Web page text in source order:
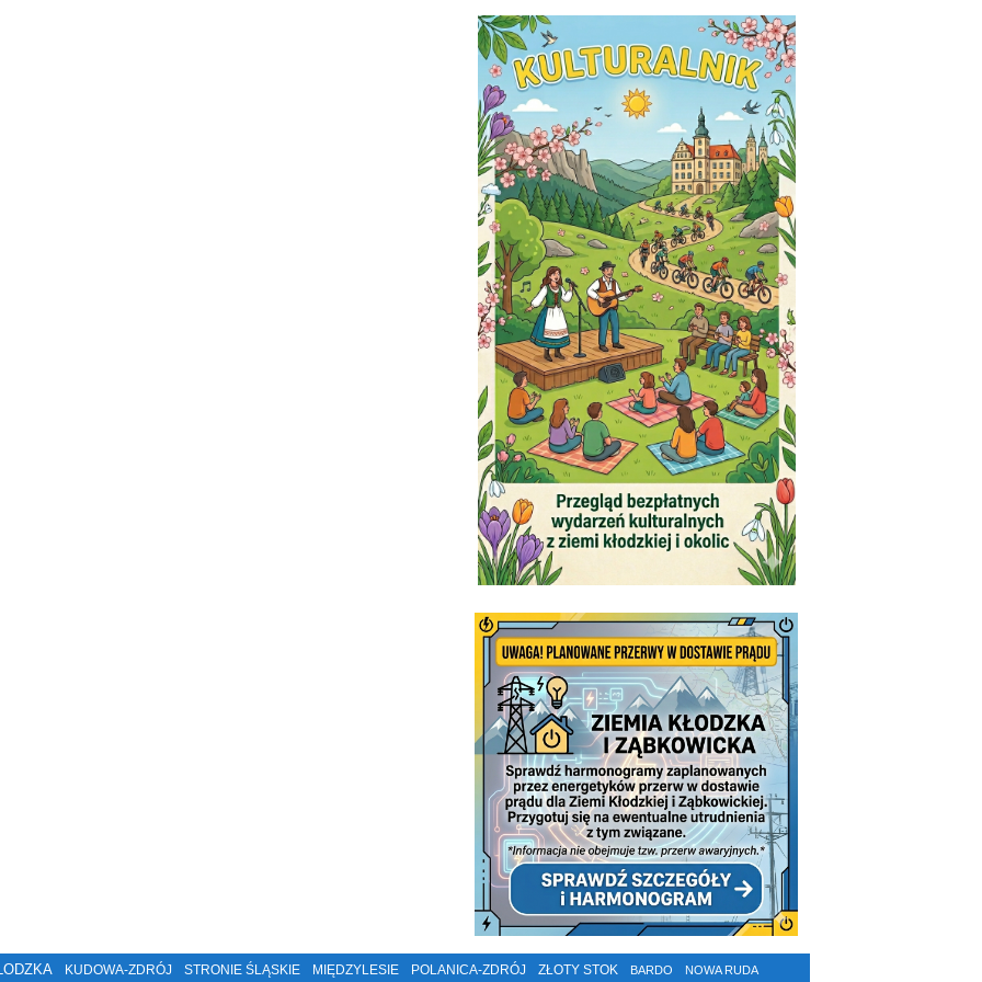
KUDOWA-ZDRÓJ STRONIE ŚLĄSKIE MIĘDZYLESIE POLANICA-ZDRÓJ ZŁOTY STOK BARDO NOWA RUDA